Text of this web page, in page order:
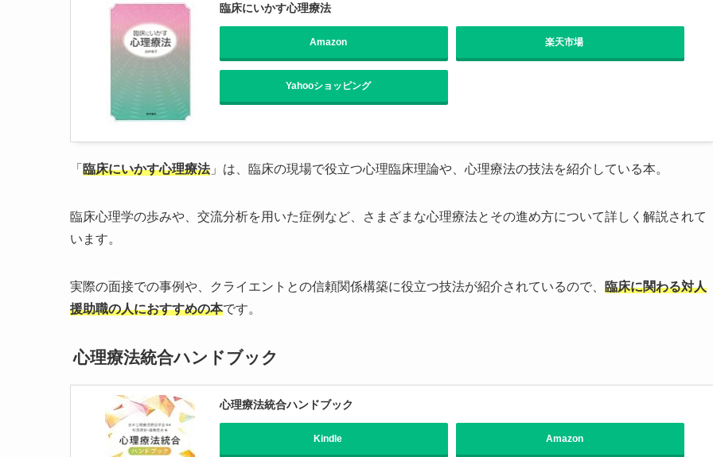
臨床にいかす心理療法
Amazon 楽天市場
Yahooショッピング
「 臨床にいかす心理療法」は、臨床の現場で役立つ心理臨床理論や、心理療法の技法を紹介している本。
臨床心理学の歩みや、交流分析を用いた症例など、さまざまな心理療法とその進め方について詳しく解説されて
います。
実際の面接での事例や、クライエントとの信頼関係構築に役立つ技法が紹介されているので、 臨床に関わる対人
援助職の人におすすめの本です。
心理療法統合ハンドブック
心理療法統合ハンドブック
Kindle Amazon